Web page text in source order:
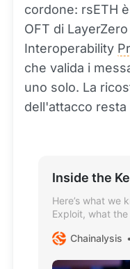
cordone: rsETH
OFT di
Interoperability
che valida i
uno solo. La
dell'attacco
Inside the
Here’s what we
Exploit, what
different kind of
Chainalysis